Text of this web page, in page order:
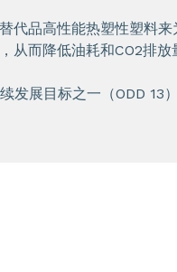
代品高性能热塑性塑料
而降低油耗和CO2排放
发展目标之一（ODD 13